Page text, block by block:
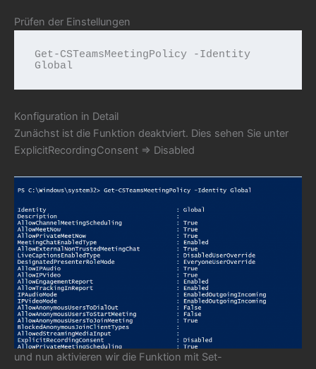
Prüfen der Einstellungen
Get-CSTeamsMeetingPolicy -Identity
Global
Konfiguration in Detail
Zunächst ist die Funktion deaktviert. Dies sehen Sie unter
ExplicitRecordingConsent => Disabled
und nun aktivieren wir die Funktion mit Set-